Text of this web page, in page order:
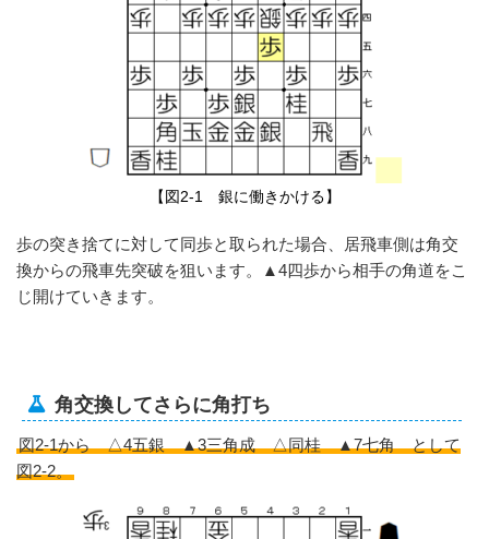
【図2-1 銀に働きかける】
歩の突き捨てに対して同歩と取られた場合、居飛車側は角交
換からの飛車先突破を狙います。▲4四歩から相手の角道をこ
じ開けていきます。
角交換してさらに角打ち
図2-1から △4五銀 ▲3三角成 △同桂 ▲7七角 として
図2-2。